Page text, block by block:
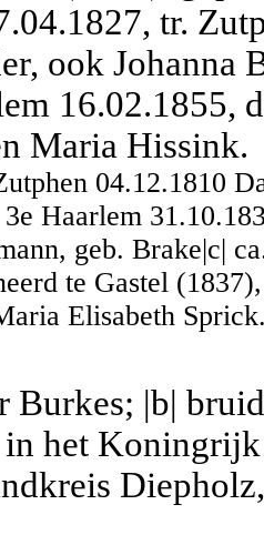
tr.
ook Johanna
16.02.1855,
Maria Hissink.
04.12.1810
Haarlem
geb. Brake|c|
te Gastel
Elisabeth
Burkes; |b|
het